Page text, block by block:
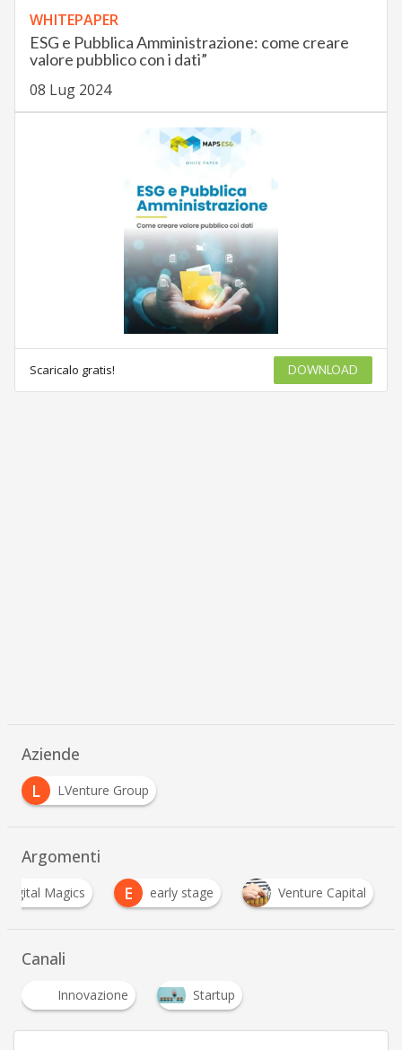
WHITEPAPER
ESG e Pubblica Amministrazione: come creare
valore pubblico con i dati”
08 Lug 2024
Scaricalo gratis! DOWNLOAD
Aziende
L
LVenture Group
Argomenti
Digital Magics E early stage Venture Capital
Canali
Innovazione Startup